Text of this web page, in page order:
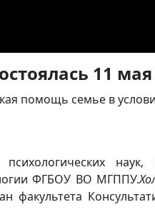
11
помощь семье в
ФГБОУ ВО МГППУ.
факультета